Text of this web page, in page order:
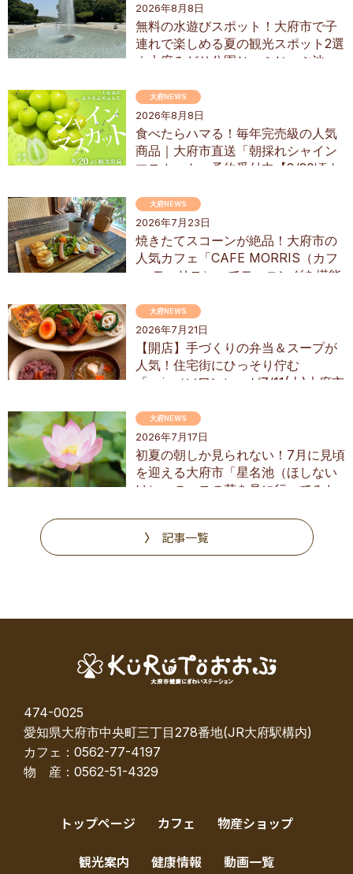
2026年8月8日
無料の水遊びスポット！大府市で子
連れで楽しめる夏の観光スポット2選
｜大府みどり公園じゃぶじゃぶ池、
2026年8月8日
食べたらハマる！毎年完売級の人気
商品｜大府市直送「朝採れシャイン
マスカット」予約受付中【8/20頃よ
グ
大府NEWS
2026年7月23日
焼きたてスコーンが絶品！大府市の
人気カフェ「CAFE MORRIS（カフ
ェ モーリス）」でモーニングを堪能
大府NEWS
2026年7月21日
【開店】手づくりの弁当＆スープが
人気！住宅街にひっそり佇む
「soin（ソワン）」が7/11(土)大府市
大府NEWS
2026年7月17日
初夏の朝しか見られない！7月に見頃
を迎える大府市「星名池（ほしない
け）」のハスの花を見に行ってみた
大府NEWS
記事一覧
474-0025
愛知県大府市中央町三丁目278番地(JR大府駅構内)
カフェ：0562-77-4197
物 産：0562-51-4329
トップページ カフェ 物産ショップ
観光案内 健康情報 動画一覧